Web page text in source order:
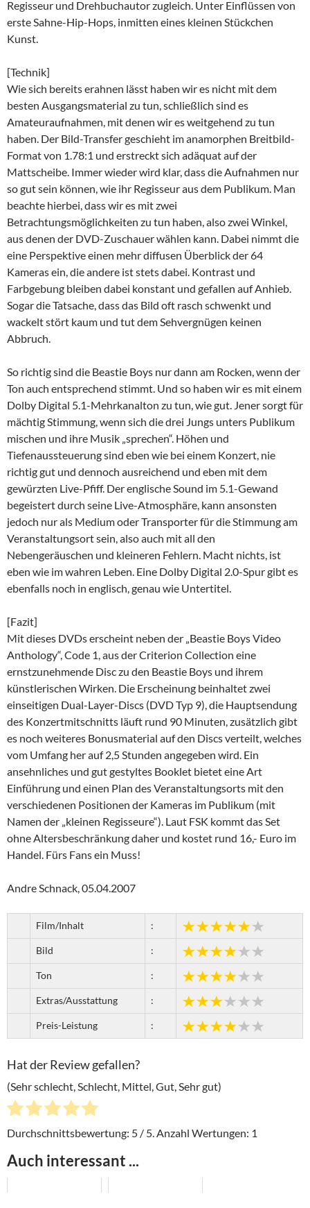
Regisseur und Drehbuchautor zugleich. Unter Einflüssen von
erste Sahne-Hip-Hops, inmitten eines kleinen Stückchen
Kunst.
[Technik]
Wie sich bereits erahnen lässt haben wir es nicht mit dem
besten Ausgangsmaterial zu tun, schließlich sind es
Amateuraufnahmen, mit denen wir es weitgehend zu tun
haben. Der Bild-Transfer geschieht im anamorphen Breitbild-
Format von 1.78:1 und erstreckt sich adäquat auf der
Mattscheibe. Immer wieder wird klar, dass die Aufnahmen nur
so gut sein können, wie ihr Regisseur aus dem Publikum. Man
beachte hierbei, dass wir es mit zwei
Betrachtungsmöglichkeiten zu tun haben, also zwei Winkel,
aus denen der DVD-Zuschauer wählen kann. Dabei nimmt die
eine Perspektive einen mehr diffusen Überblick der 64
Kameras ein, die andere ist stets dabei. Kontrast und
Farbgebung bleiben dabei konstant und gefallen auf Anhieb.
Sogar die Tatsache, dass das Bild oft rasch schwenkt und
wackelt stört kaum und tut dem Sehvergnügen keinen
Abbruch.
So richtig sind die Beastie Boys nur dann am Rocken, wenn der
Ton auch entsprechend stimmt. Und so haben wir es mit einem
Dolby Digital 5.1-Mehrkanalton zu tun, wie gut. Jener sorgt für
mächtig Stimmung, wenn sich die drei Jungs unters Publikum
mischen und ihre Musik „sprechen“. Höhen und
Tiefenaussteuerung sind eben wie bei einem Konzert, nie
richtig gut und dennoch ausreichend und eben mit dem
gewürzten Live-Pfiff. Der englische Sound im 5.1-Gewand
begeistert durch seine Live-Atmosphäre, kann ansonsten
jedoch nur als Medium oder Transporter für die Stimmung am
Veranstaltungsort sein, also auch mit all den
Nebengeräuschen und kleineren Fehlern. Macht nichts, ist
eben wie im wahren Leben. Eine Dolby Digital 2.0-Spur gibt es
ebenfalls noch in englisch, genau wie Untertitel.
[Fazit]
Mit dieses DVDs erscheint neben der „Beastie Boys Video
Anthology“, Code 1, aus der Criterion Collection eine
ernstzunehmende Disc zu den Beastie Boys und ihrem
künstlerischen Wirken. Die Erscheinung beinhaltet zwei
einseitigen Dual-Layer-Discs (DVD Typ 9), die Hauptsendung
des Konzertmitschnitts läuft rund 90 Minuten, zusätzlich gibt
es noch weiteres Bonusmaterial auf den Discs verteilt, welches
vom Umfang her auf 2,5 Stunden angegeben wird. Ein
ansehnliches und gut gestyltes Booklet bietet eine Art
Einführung und einen Plan des Veranstaltungsorts mit den
verschiedenen Positionen der Kameras im Publikum (mit
Namen der „kleinen Regisseure“). Laut FSK kommt das Set
ohne Altersbeschränkung daher und kostet rund 16,- Euro im
Handel. Fürs Fans ein Muss!
Andre Schnack, 05.04.2007
Film/Inhalt :
Bild :
Ton :
Extras/Ausstattung :
Preis-Leistung :
Hat der Review gefallen?
(Sehr schlecht, Schlecht, Mittel, Gut, Sehr gut)
Durchschnittsbewertung: 5 / 5. Anzahl Wertungen: 1
Auch interessant ...